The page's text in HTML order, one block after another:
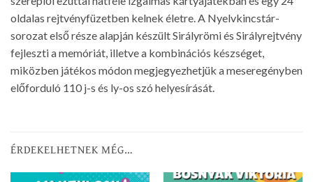
oldalas rejtvényfüzetben kelnek életre. A Nyelvkincstár-
sorozat első része alapján készült Sirályrömi és Sirályrejtvény
fejleszti a memóriát, illetve a kombinációs készséget,
miközben játékos módon megjegyezhetjük a meseregényben
előforduló 110 j-s és ly-os szó helyesírását.
ÉRDEKELHETNEK MÉG…